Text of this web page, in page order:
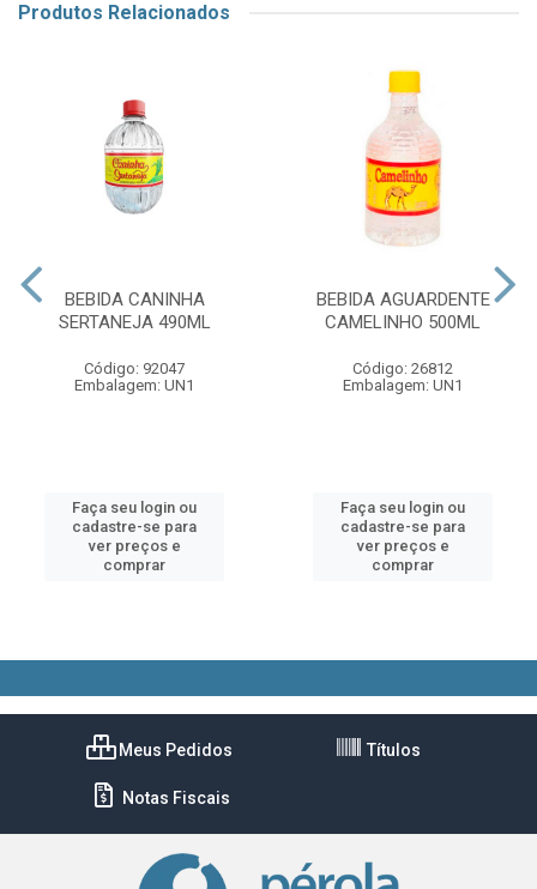
Produtos Relacionados
BEBIDA CANINHA
SERTANEJA 490ML
Código: 92047
Embalagem: UN1
Faça seu login ou
cadastre-se para
ver preços e
comprar
BEBIDA AGUARDENTE
CAMELINHO 500ML
Código: 26812
Embalagem: UN1
Faça seu login ou
cadastre-se para
ver preços e
comprar
Meus Pedidos Títulos
Notas Fiscais